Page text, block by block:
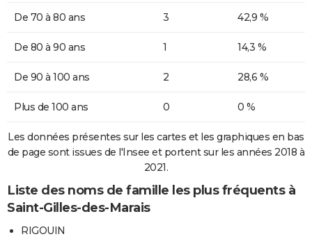
De 70 à 80 ans 3 42,9 %
De 80 à 90 ans 1 14,3 %
De 90 à 100 ans 2 28,6 %
Plus de 100 ans 0 0 %
Les données présentes sur les cartes et les graphiques en bas
de page sont issues de l'Insee et portent sur les années 2018 à
2021.
Liste des noms de famille les plus fréquents à
Saint-Gilles-des-Marais
RIGOUIN